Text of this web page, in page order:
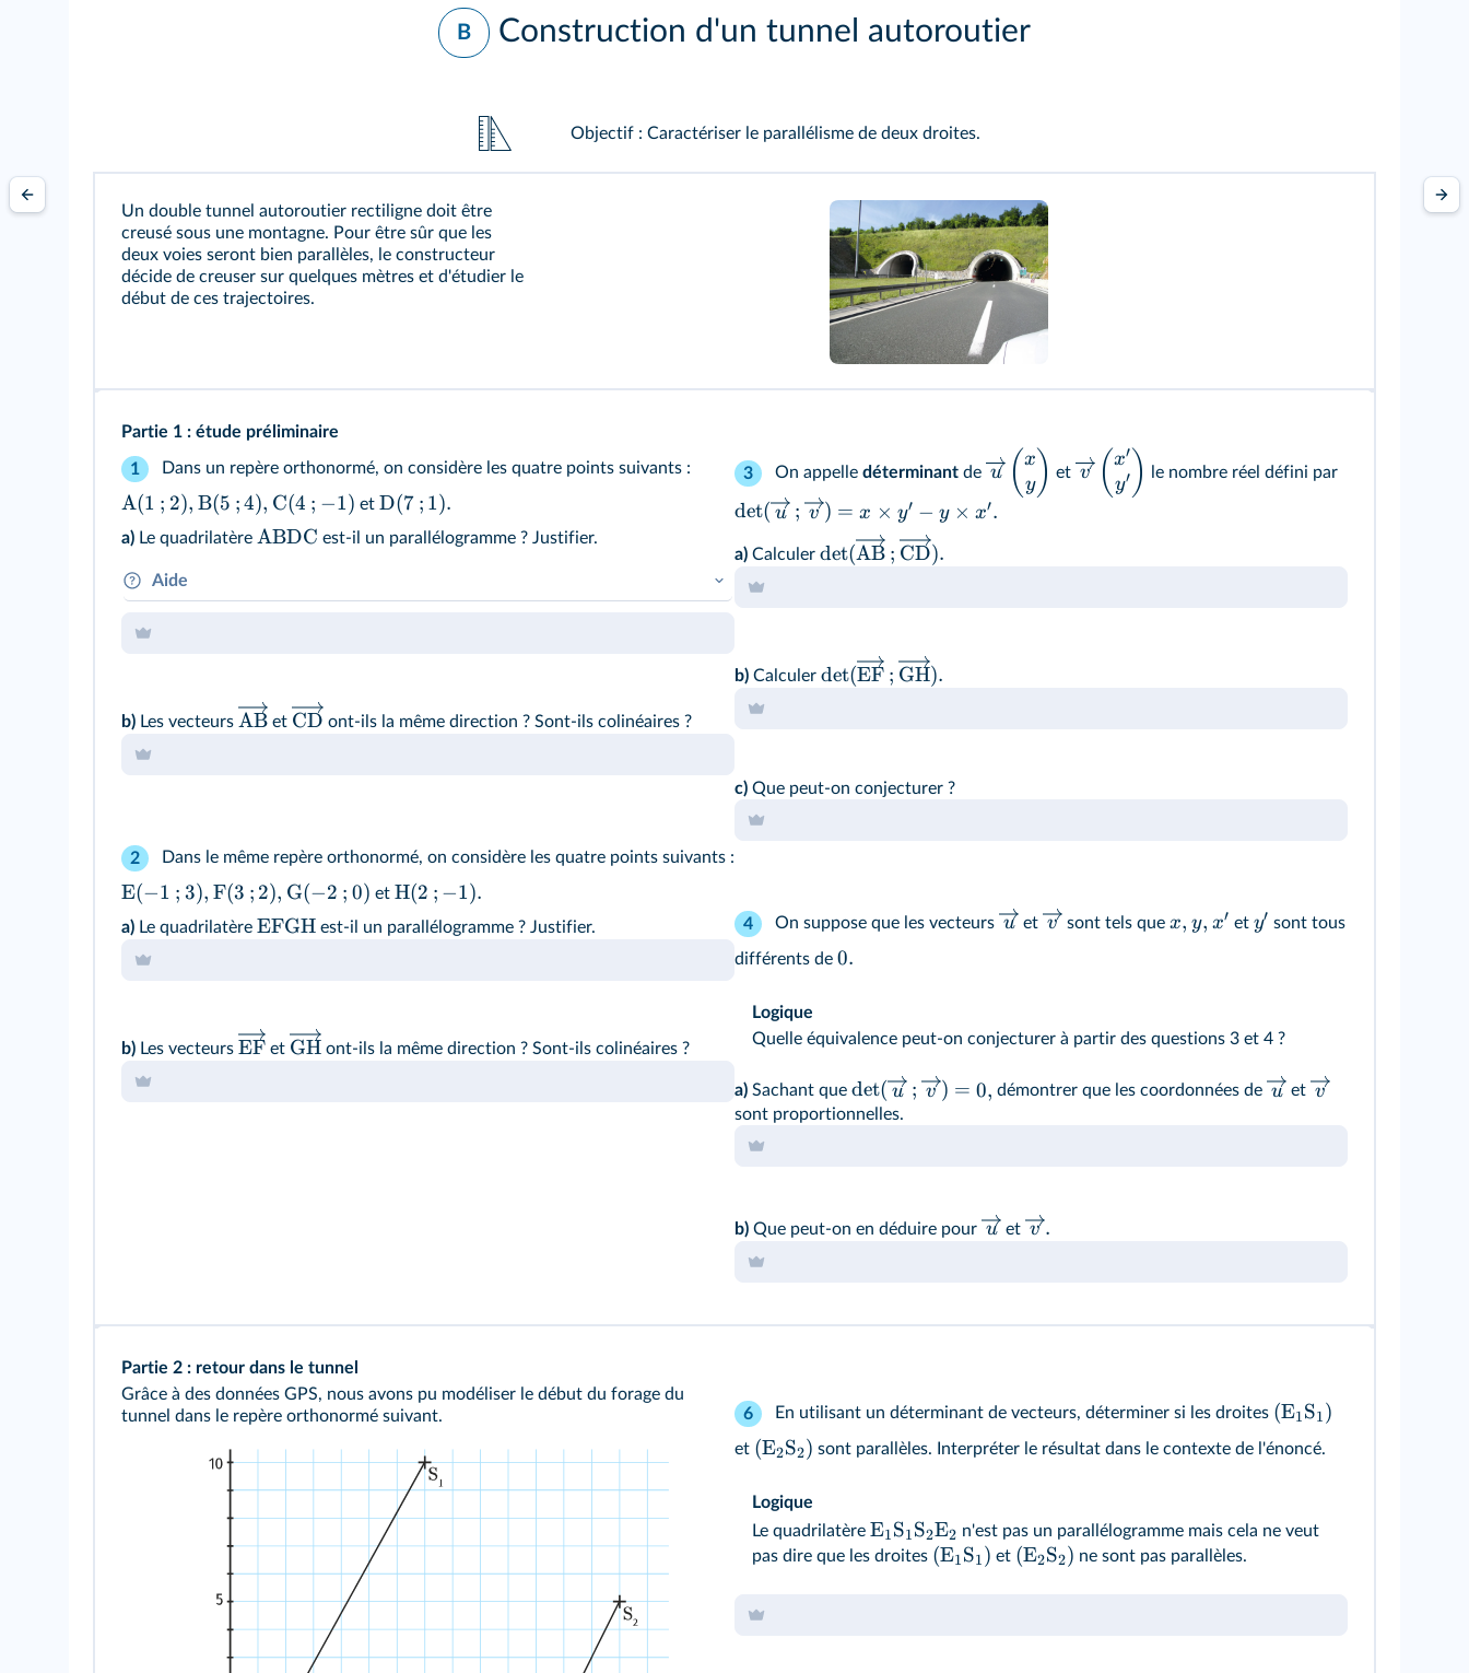
B Construction d'un tunnel autoroutier
Objectif : Caractériser le parallélisme de deux droites.
Un double tunnel autoroutier rectiligne doit être
creusé sous une montagne. Pour être sûr que les
deux voies seront bien parallèles, le constructeur
décide de creuser sur quelques mètres et d'étudier le
début de ces trajectoires.
Partie 1 : étude préliminaire
1 Dans un repère orthonormé, on considère les quatre points suivants :
A(1 ; 2), B(5 ;4), C(4 ; −1) et D(7 ; 1).
a) Le quadrilatère ABDC est-il un parallélogramme ? Justifier.
Aide
Pour démontrer qu'un quadrilatère est un parallélogramme, il existe
b) Les vecteurs AB et CD ont-ils la même direction ? Sont-ils colinéaires ?
2 Dans le même repère orthonormé, on considère les quatre points suivants :
E(−1 ; 3), F(3 ; 2), G(−2 ; 0) et H(2 ; −1).
a) Le quadrilatère EFGH est-il un parallélogramme ? Justifier.
b) Les vecteurs EF et GH ont-ils la même direction ? Sont-ils colinéaires ?
3 On appelle déterminant de u (x
y ) et v (x′
y′ ) le nombre réel défini par
det( u ; v ) = x × y′ − y × x′.
a) Calculer det(AB ; CD).
b) Calculer det(EF ; GH).
c) Que peut-on conjecturer ?
4 On suppose que les vecteurs u et v sont tels que x, y, x′ et y′ sont tous
différents de 0.
Logique
Quelle équivalence peut-on conjecturer à partir des questions 3 et 4 ?
a) Sachant que det( u ; v ) = 0, démontrer que les coordonnées de u et v
sont proportionnelles.
b) Que peut-on en déduire pour u et v .
Partie 2 : retour dans le tunnel
Grâce à des données GPS, nous avons pu modéliser le début du forage du
tunnel dans le repère orthonormé suivant.
6 En utilisant un déterminant de vecteurs, déterminer si les droites (E1S1)
et (E2S2) sont parallèles. Interpréter le résultat dans le contexte de l'énoncé.
Logique
Le quadrilatère E1S1S2E2 n'est pas un parallélogramme mais cela ne veut
pas dire que les droites (E1S1) et (E2S2) ne sont pas parallèles.